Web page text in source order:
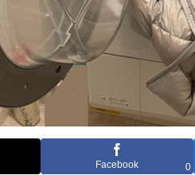
Facebook 0